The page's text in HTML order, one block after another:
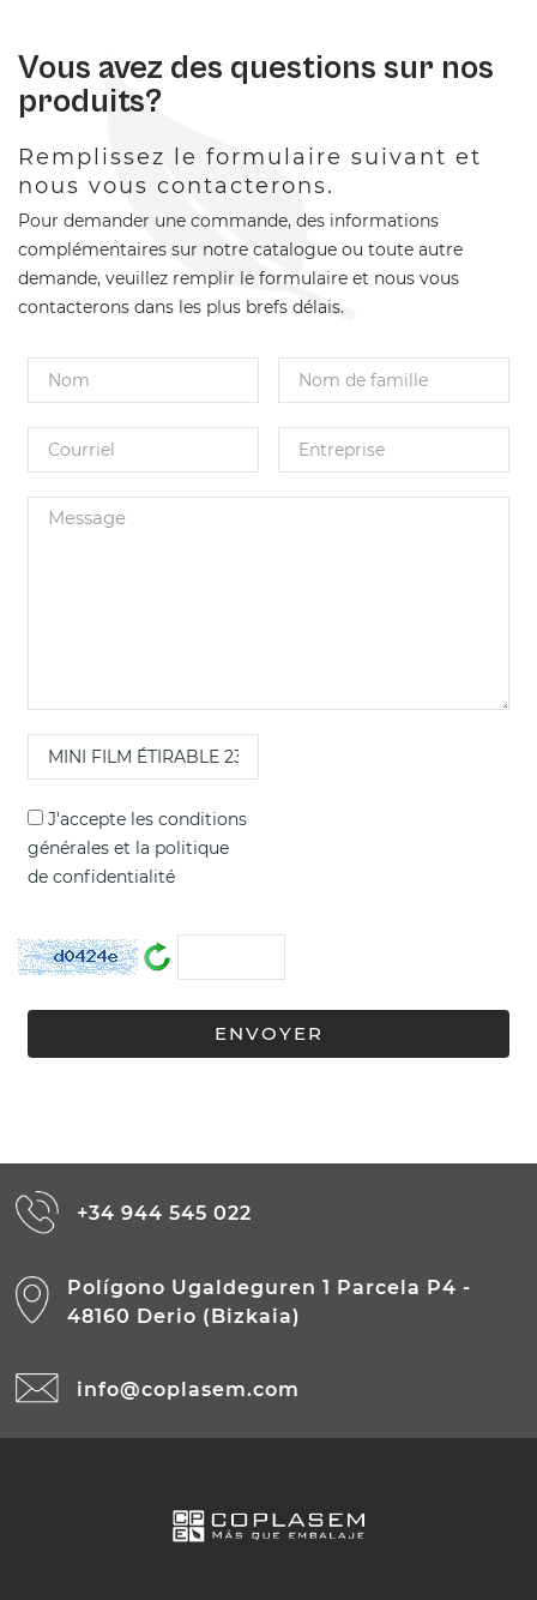
Vous avez des questions sur nos
produits?
Remplissez le formulaire suivant et
nous vous contacterons.
Pour demander une commande, des informations
complémentaires sur notre catalogue ou toute autre
demande, veuillez remplir le formulaire et nous vous
contacterons dans les plus brefs délais.
J'accepte les conditions
générales et la politique
de confidentialité
+34 944 545 022
Polígono Ugaldeguren 1 Parcela P4 -
48160 Derio (Bizkaia)
info@coplasem.com